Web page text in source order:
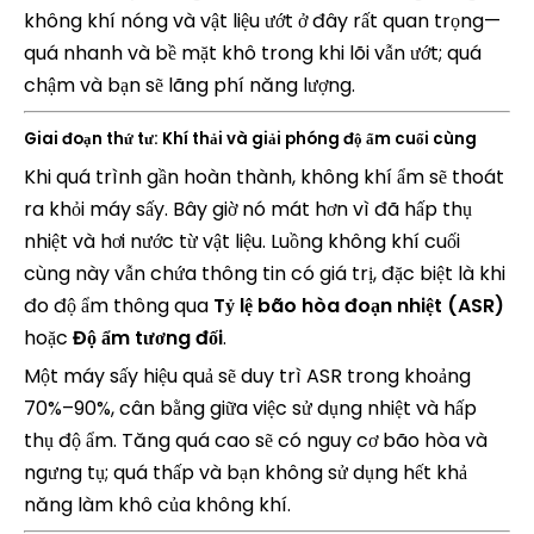
không khí nóng và vật liệu ướt ở đây rất quan trọng—
quá nhanh và bề mặt khô trong khi lõi vẫn ướt; quá
chậm và bạn sẽ lãng phí năng lượng.
Giai đoạn thứ tư: Khí thải và giải phóng độ ẩm cuối cùng
Khi quá trình gần hoàn thành, không khí ẩm sẽ thoát
ra khỏi máy sấy. Bây giờ nó mát hơn vì đã hấp thụ
nhiệt và hơi nước từ vật liệu. Luồng không khí cuối
cùng này vẫn chứa thông tin có giá trị, đặc biệt là khi
đo độ ẩm thông qua Tỷ lệ bão hòa đoạn nhiệt (ASR)
hoặc Độ ẩm tương đối.
Một máy sấy hiệu quả sẽ duy trì ASR trong khoảng
70%–90%, cân bằng giữa việc sử dụng nhiệt và hấp
thụ độ ẩm. Tăng quá cao sẽ có nguy cơ bão hòa và
ngưng tụ; quá thấp và bạn không sử dụng hết khả
năng làm khô của không khí.